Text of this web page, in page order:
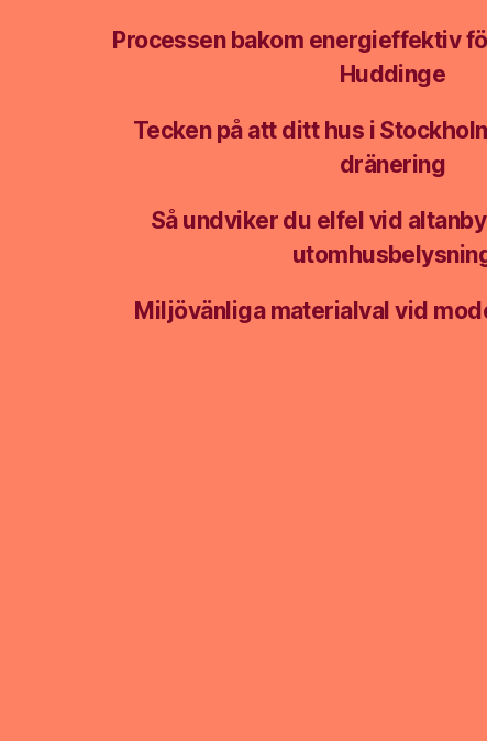
Processen bakom energieffektiv
Huddinge
Tecken på att ditt hus i
dränering
Så undviker du elfel vid
Miljövänliga materialval vid